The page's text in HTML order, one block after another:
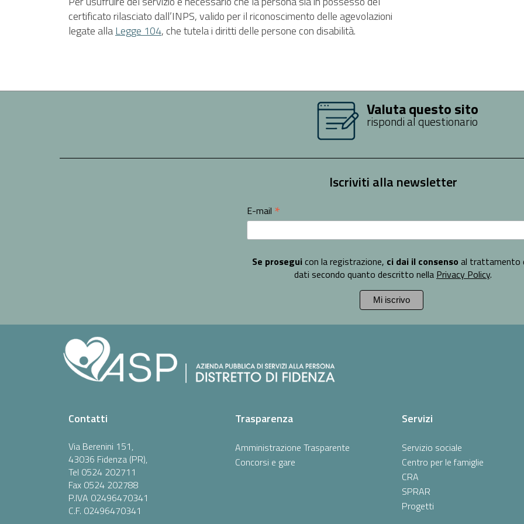
certificato rilasciato dall’INPS, valido per il riconoscimento delle agevolazioni
legate allaLegge 104, che tutela i diritti delle persone con disabilità.
Valuta questo sito
rispondi al questionario
Iscriviti alla newsletter
E-mail *
Se proseguicon la registrazione, ci dai il consenso al trattamento
dati secondo quanto descritto nella Privacy Policy.
Contatti
Via Berenini 151,
43036 Fidenza (PR),
Tel 0524 202711
Fax 0524 202788
P.IVA 02496470341
C.F. 02496470341
Trasparenza
Amministrazione Trasparente
Concorsi e gare
Servizi
Servizio sociale
Centro per le famiglie
CRA
SPRAR
Progetti